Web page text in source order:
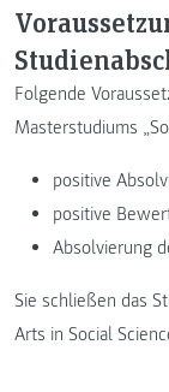
Folgende
Masterstudiums
positive
positive
Absolvierung
Sie schließen das
Arts in Social